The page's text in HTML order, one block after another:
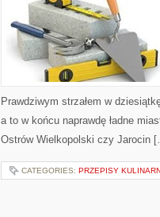
Prawdziwym strzałem w
a to w końcu naprawdę ładne
Ostrów Wielkopolski czy Jarocin
CATEGORIES: PRZEPISY